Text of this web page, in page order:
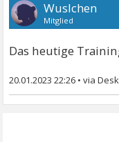
Wuslchen
Mitglied
Das heutige
20.01.2023 22:26 •